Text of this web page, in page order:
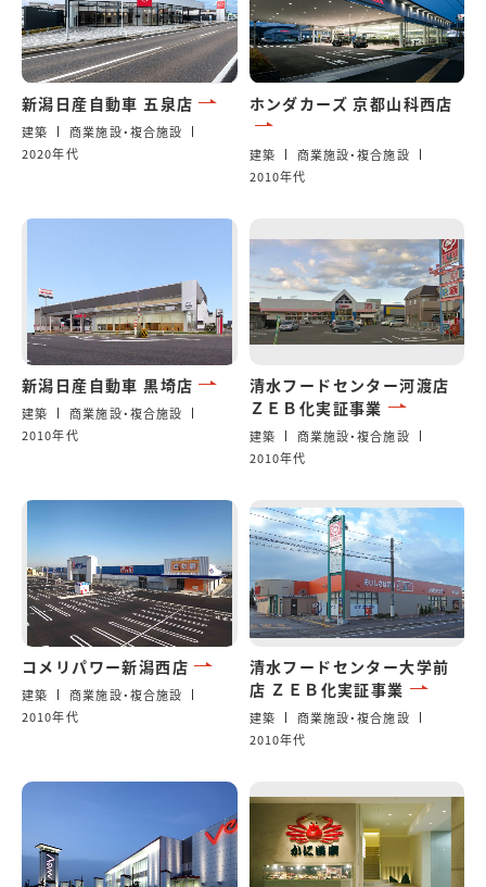
新潟日産自動車 五泉店
建築
商業施設・複合施設
2020年代
ホンダカーズ 京都山科西店
建築
商業施設・複合施設
2010年代
新潟日産自動車 黒埼店
建築
商業施設・複合施設
2010年代
清水フードセンター河渡店
ＺＥＢ化実証事業
建築
商業施設・複合施設
2010年代
コメリパワー新潟西店
建築
商業施設・複合施設
2010年代
清水フードセンター大学前
店 ＺＥＢ化実証事業
建築
商業施設・複合施設
2010年代